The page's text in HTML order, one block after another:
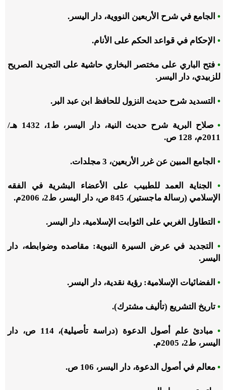
• الجامع في شرح الأربعين النووية، دار اليسر.
• الإحكام في قواعد الحكم على الأنام.
• فتح الباري على مختصر البخاري حاشية على التجريد الصريح
للزبيدي، دار اليسر.
• التسديد شرح حديث النزول للحافظ ابن عبد البر.
•صلاح البرية شرح حديث النية، دار اليسر، ط1، 1432 هـ
/
2011م، 128 ص.
• الجامع المبين عن غرر الأربعين، 3 مجلدات.
• الجناية العمد للطبيب على الأعضاء البشرية في الفقه
الإسلامي (رسالة ماجستير)، 845 ص، دار اليسر، ط2، 2006م.
• التطاول الغربي على الثوابت الإسلامية، دار اليسر.
• التجديد في عرض السيرة النبوية: مقاصده وضوابطه، دار
اليسر.
• الفضائيات الإسلامية: رؤية نقدية، دار اليسر.
• تاريخ التشريع (تأليف مشترك).
•
مبادئ علم أصول الدعوة (دراسة تأصيلية)، 114 ص، دار
اليسر، ط2، 2005م.
• معالم في أصول الدعوة، دار اليسر، 106 ص.